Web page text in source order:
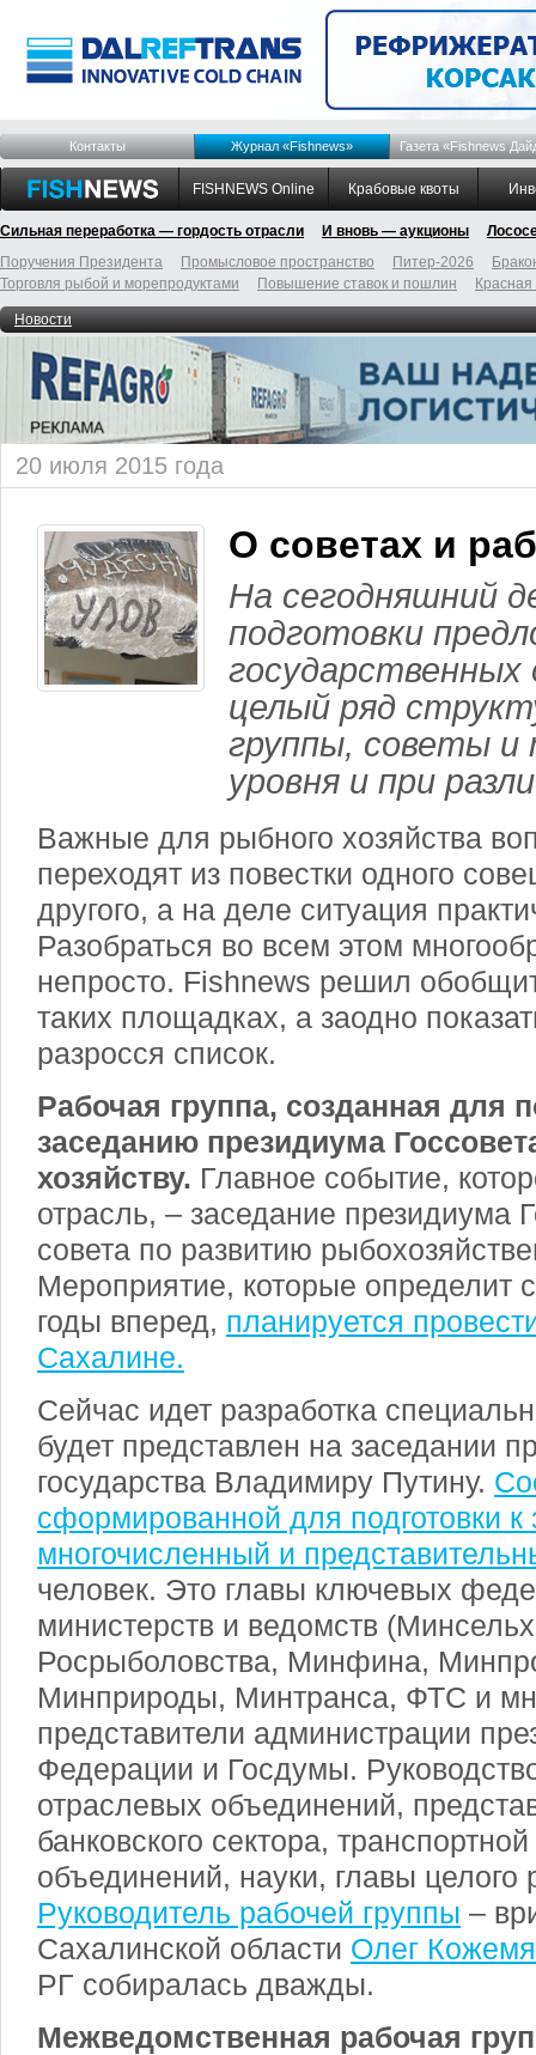
Контакты Журнал «Fishnews» Газета «Fishnews
FISHNEWS Online Крабовые квоты
Сильная переработка — гордость отрасли И вновь — аукционы
Поручения Президента
Промысловое пространство Питер-2026
Торговля рыбой и морепродуктами
Повышение ставок и пошлин
Новости
20 июля 2015 года
О советах и
На сегодняшний
подготовки
государственных
целый ряд
группы, советы и
уровня и при
Важные для рыбного хозяйства
переходят из повестки одного
другого, а на деле ситуация
Разобраться во всем этом
непросто. Fishnews решил
таких площадках, а заодно
разросся список.
Рабочая группа, созданная для
заседанию президиума
хозяйству. Главное событие,
отрасль, – заседание президиума
совета по развитию
Мероприятие, которые определит
годы вперед, планируется
Сахалине.
Сейчас идет разработка
будет представлен на заседании
государства Владимиру Путину.
сформированной для подготовки
многочисленный и
человек. Это главы ключевых
министерств и ведомств
Росрыболовства, Минфина,
Минприроды, Минтранса, ФТС и
представители администрации
Федерации и Госдумы.
отраслевых объединений,
банковского сектора,
объединений, науки, главы целого
Руководитель рабочей группы –
Сахалинской области Олег
РГ собиралась дважды.
Межведомственная рабочая